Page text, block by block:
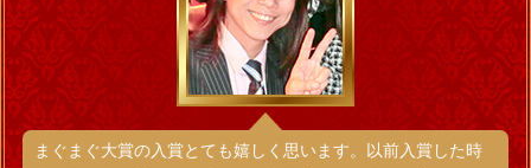
まぐまぐ大賞の入賞とても嬉しく思います。以前入賞した時